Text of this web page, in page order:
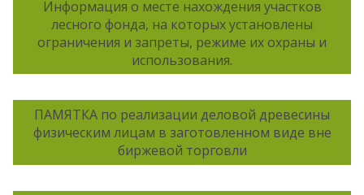
Информация о месте нахождения участков
лесного фонда, на которых установлены
ограничения и запреты, режиме их охраны и
использования.
ПАМЯТКА по реализации деловой древесины
физическим лицам в заготовленном виде вне
биржевой торговли